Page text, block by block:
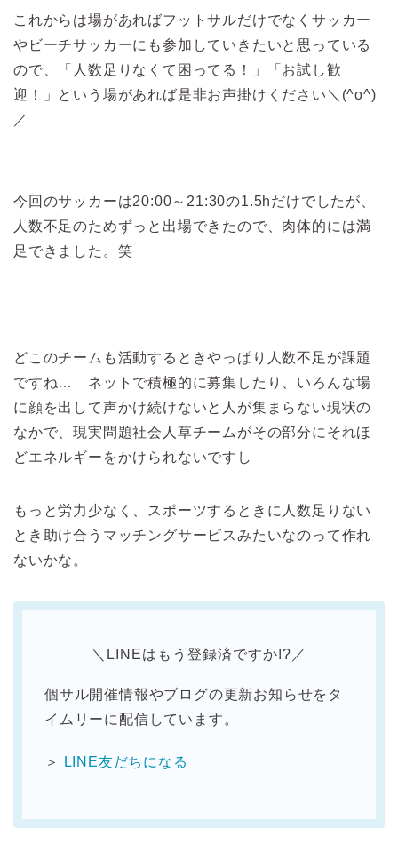
これからは場があればフットサルだけでなくサッカー
やビーチサッカーにも参加していきたいと思っている
ので、「人数足りなくて困ってる！」「お試し歓
迎！」という場があれば是非お声掛けください＼(^o^)
／
今回のサッカーは20:00～21:30の1.5hだけでしたが、
人数不足のためずっと出場できたので、肉体的には満
足できました。笑
どこのチームも活動するときやっぱり人数不足が課題
ですね… ネットで積極的に募集したり、いろんな場
に顔を出して声かけ続けないと人が集まらない現状の
なかで、現実問題社会人草チームがその部分にそれほ
どエネルギーをかけられないですし
もっと労力少なく、スポーツするときに人数足りない
とき助け合うマッチングサービスみたいなのって作れ
ないかな。
＼LINEはもう登録済ですか!?／
個サル開催情報やブログの更新お知らせをタ
イムリーに配信しています。
＞ LINE友だちになる